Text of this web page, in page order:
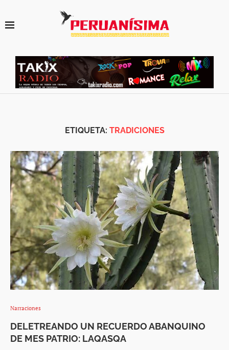
ETIQUETA: TRADICIONES
Narraciones
DELETREANDO UN RECUERDO ABANQUINO
DE MES PATRIO: LAQASQA